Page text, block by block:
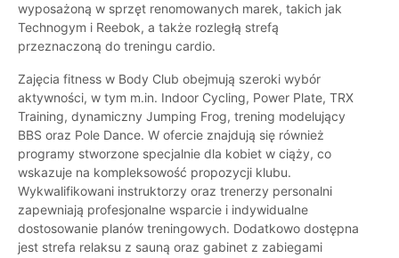
wyposażoną w sprzęt renomowanych marek, takich jak
Technogym i Reebok, a także rozległą strefą
przeznaczoną do treningu cardio.
Zajęcia fitness w Body Club obejmują szeroki wybór
aktywności, w tym m.in. Indoor Cycling, Power Plate, TRX
Training, dynamiczny Jumping Frog, trening modelujący
BBS oraz Pole Dance. W ofercie znajdują się również
programy stworzone specjalnie dla kobiet w ciąży, co
wskazuje na kompleksowość propozycji klubu.
Wykwalifikowani instruktorzy oraz trenerzy personalni
zapewniają profesjonalne wsparcie i indywidualne
dostosowanie planów treningowych. Dodatkowo dostępna
jest strefa relaksu z sauną oraz gabinet z zabiegami